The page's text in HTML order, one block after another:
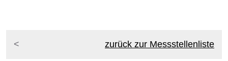
zurück zur Messstellenliste